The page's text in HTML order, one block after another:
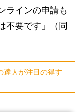
ラインの申請も
不要です」（同
達人が注目の得す